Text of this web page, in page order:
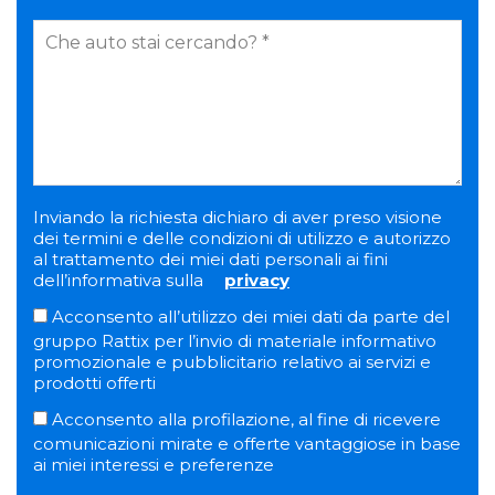
Inviando la richiesta dichiaro di aver preso visione
dei termini e delle condizioni di utilizzo e autorizzo
al trattamento dei miei dati personali ai fini
dell’informativa sulla
privacy
Acconsento all’utilizzo dei miei dati da parte del
gruppo Rattix per l’invio di materiale informativo
promozionale e pubblicitario relativo ai servizi e
prodotti offerti
Acconsento alla profilazione, al fine di ricevere
comunicazioni mirate e offerte vantaggiose in base
ai miei interessi e preferenze